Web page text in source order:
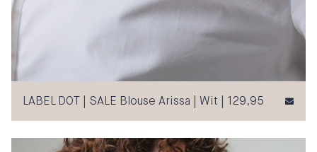
LABEL DOT | SALE Blouse Arissa | Wit | 129,95